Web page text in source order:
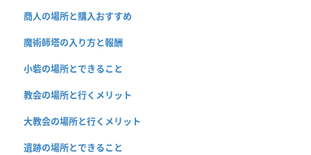
商人の場所と購入おすすめ
魔術師塔の入り方と報酬
小砦の場所とできること
教会の場所と行くメリット
大教会の場所と行くメリット
遺跡の場所とできること